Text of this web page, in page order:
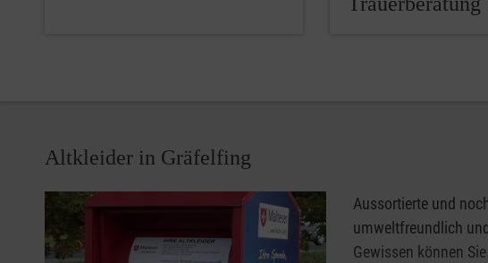
Altkleider in Gräfelfing
Aussortierte und
umweltfreundlich
Gewissen können